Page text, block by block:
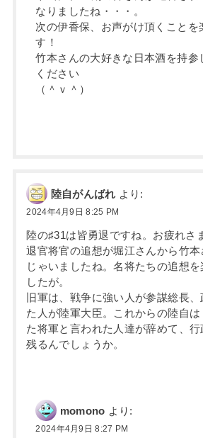
なりましたね・・・。
次の伊香保、お声がけ頂くことを
す！
竹本さんの大好きな日本酒を持参
ください
（＾ｖ＾）
陸自がんばれ より:
2024年4月9日 8:25 PM
陸の♯31は皆勇退ですね。お疲れさ
退官将官の追想が堀江さんから竹
じゃいましたね。名将たちの追想
したが。
旧軍は、戦争に強い人が参謀総長
た人が陸軍大臣。これからの陸自
た将軍と言われた人達が辞めて、
残るんでしょうか。
momono より:
2024年4月9日 8:27 PM